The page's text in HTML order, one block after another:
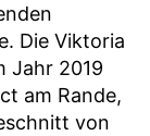
Die Viktoria
Jahr 2019
am Rande,
von